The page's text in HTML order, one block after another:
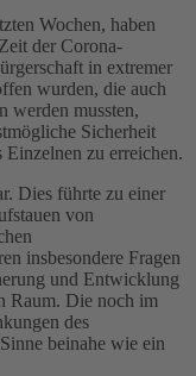
Wochen, haben
der Corona-
in extremer
wurden, die auch
werden mussten,
Sicherheit
Einzelnen zu erreichen.
Dies führte zu einer
von
insbesondere Fragen
und Entwicklung
Raum. Die noch im
des
beinahe wie ein